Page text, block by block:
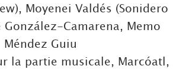
Moyenei Valdés (Sonidero
González-Camarena, Memo
Méndez Guiu
la partie musicale, Marcóatl,